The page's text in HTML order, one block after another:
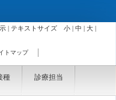
| テキストサイズ 小 | 中 | 大 |
トマップ
種 診療担当